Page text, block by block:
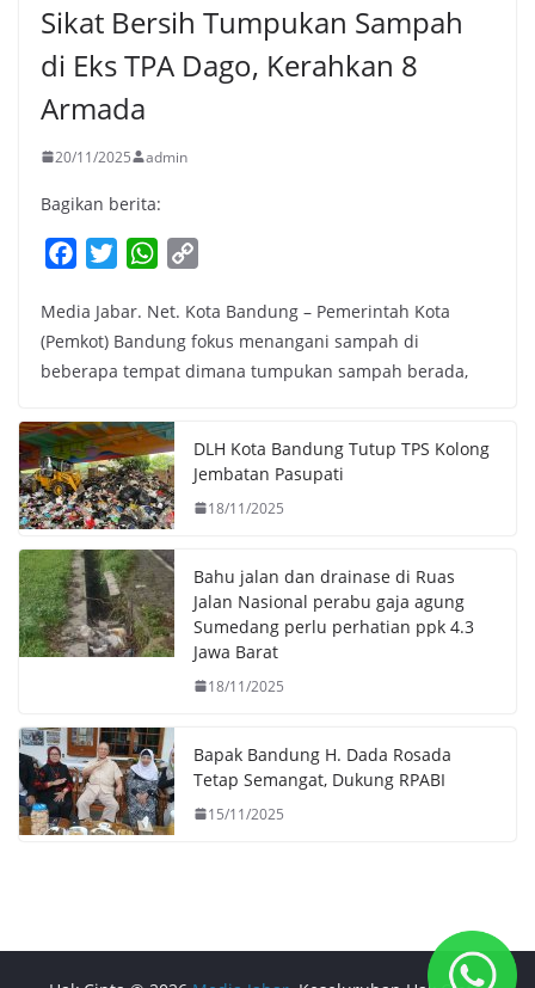
Sikat Bersih Tumpukan Sampah
di Eks TPA Dago, Kerahkan 8
Armada
20/11/2025 admin
Bagikan berita:
c
e
b
o
k
i
t
t
r
W
a
t
s
p
p
p
y
L
n
k
Media Jabar. Net. Kota Bandung – Pemerintah Kota
(Pemkot) Bandung fokus menangani sampah di
beberapa tempat dimana tumpukan sampah berada,
DLH Kota Bandung Tutup TPS Kolong
Jembatan Pasupati
18/11/2025
Bahu jalan dan drainase di Ruas
Jalan Nasional perabu gaja agung
Sumedang perlu perhatian ppk 4.3
Jawa Barat
18/11/2025
Bapak Bandung H. Dada Rosada
Tetap Semangat, Dukung RPABI
15/11/2025